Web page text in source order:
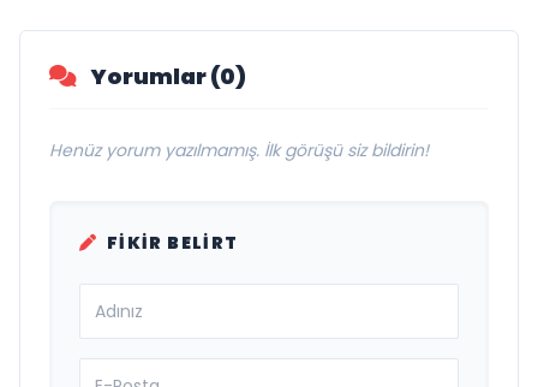
Yorumlar (0)
Henüz yorum yazılmamış. İlk görüşü siz bildirin!
FIKIR BELIRT